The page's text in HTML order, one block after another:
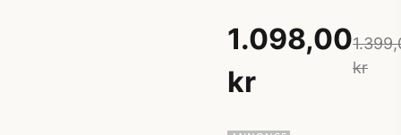
1.098,00
kr
kr